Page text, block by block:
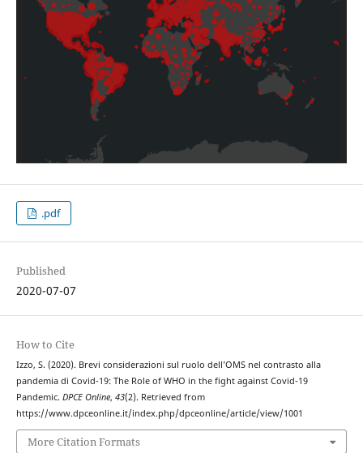
.pdf
Published
2020-07-07
How to Cite
Izzo, S. (2020). Brevi considerazioni sul ruolo dell’OMS nel contrasto alla
pandemia di Covid-19: The Role of WHO in the fight against Covid-19
Pandemic. DPCE Online, 43(2). Retrieved from
https://www.dpceonline.it/index.php/dpceonline/article/view/1001
More Citation Formats